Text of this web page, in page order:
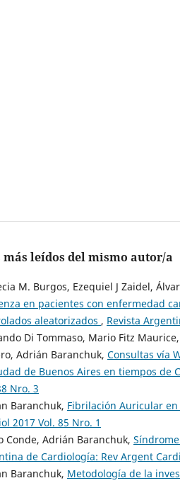
leídos del mismo autor/a
M. Burgos, Ezequiel J Zaidel,
en pacientes con enfermedad
aleatorizados , Revista
Di Tommaso, Mario Fitz
Adrián Baranchuk, Consultas vía
de Buenos Aires en tiempos de
Nro. 3
Baranchuk, Fibrilación Auricular
2017 Vol. 85 Nro. 1
Conde, Adrián Baranchuk,
de Cardiología: Rev Argent
Baranchuk, Metodología de la